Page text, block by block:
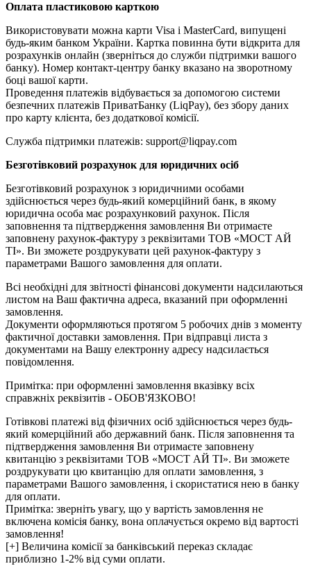
Оплата пластиковою карткою
Використовувати можна карти Visa і MasterCard, випущені
будь-яким банком України. Картка повинна бути відкрита для
розрахунків онлайн (зверніться до служби підтримки вашого
банку). Номер контакт-центру банку вказано на зворотному
боці вашої карти.
Проведення платежів відбувається за допомогою системи
безпечних платежів ПриватБанку (LiqPay), без збору даних
про карту клієнта, без додаткової комісії.
Служба підтримки платежів: support@liqpay.com
Безготівковий розрахунок для юридичних осіб
Безготівковий розрахунок з юридичними особами
здійснюється через будь-який комерційний банк, в якому
юридична особа має розрахунковий рахунок. Після
заповнення та підтвердження замовлення Ви отримаєте
заповнену рахунок-фактуру з реквізитами ТОВ «МОСТ АЙ
ТІ». Ви зможете роздрукувати цей рахунок-фактуру з
параметрами Вашого замовлення для оплати.
Всі необхідні для звітності фінансові документи надсилаються
листом на Ваш фактична адреса, вказаний при оформленні
замовлення.
Документи оформляються протягом 5 робочих днів з моменту
фактичної доставки замовлення. При відправці листа з
документами на Вашу електронну адресу надсилається
повідомлення.
Примітка: при оформленні замовлення вказівку всіх
справжніх реквізитів - ОБОВ'ЯЗКОВО!
Готівкові платежі від фізичних осіб здійснюється через будь-
який комерційний або державний банк. Після заповнення та
підтвердження замовлення Ви отримаєте заповнену
квитанцію з реквізитами ТОВ «МОСТ АЙ ТІ». Ви зможете
роздрукувати цю квитанцію для оплати замовлення, з
параметрами Вашого замовлення, і скористатися нею в банку
для оплати.
Примітка: зверніть увагу, що у вартість замовлення не
включена комісія банку, вона оплачується окремо від вартості
замовлення!
[+] Величина комісії за банківський переказ складає
приблизно 1-2% від суми оплати.